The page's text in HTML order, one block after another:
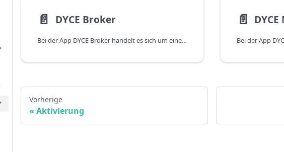
📄️ DYCE Broker
Bei der App DYCE Broker handelt es sich um eine kostenlose, sogenannte Library-App, die automatisch mit allen DYCE Apps mitinstalliert wird. Sie ermöglicht die Kommunikation zwischen DYCE Apps, die nicht voneinander abhängig sind, durch die Implementierung einer losen Bindung - ohne Typüberprüfung während der Kompilierung, nur während der Laufzeit. Es handelt sich ausschließlich um eine technische Notwendigkeit, die auch zu Entwicklungszwecken verwendet werden kann.
📄️
Vorherige
Aktivierung